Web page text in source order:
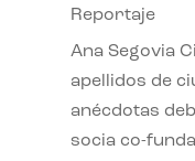
Reportaje
Ana Segovia
apellidos de
anécdotas
socia co-